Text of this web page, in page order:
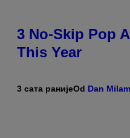
3 No-Skip Pop
This Year
3 сата ранијеOd Dan Milam